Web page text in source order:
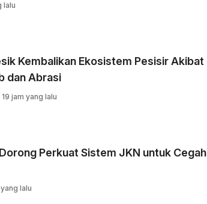
lalu
Kembalikan Ekosistem Pesisir Akibat
dan Abrasi
19 jam yang lalu
Perkuat Sistem JKN untuk Cegah
lalu